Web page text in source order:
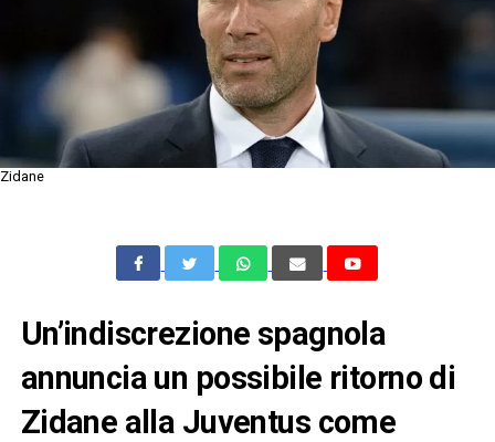
Zidane
Un’indiscrezione spagnola
annuncia un possibile ritorno di
Zidane alla Juventus come